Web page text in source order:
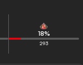
18%
293